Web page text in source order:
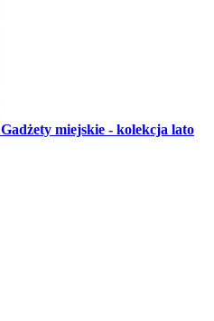
Gadżety miejskie - kolekcja lato